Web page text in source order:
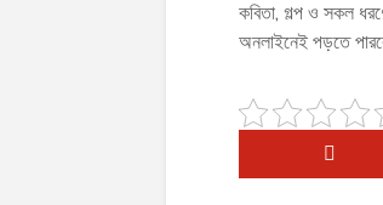
কবিতা, গল্প ও সকল
অনলাইনেই পড়তে